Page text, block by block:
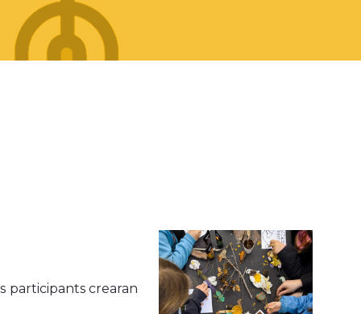
participants crearan